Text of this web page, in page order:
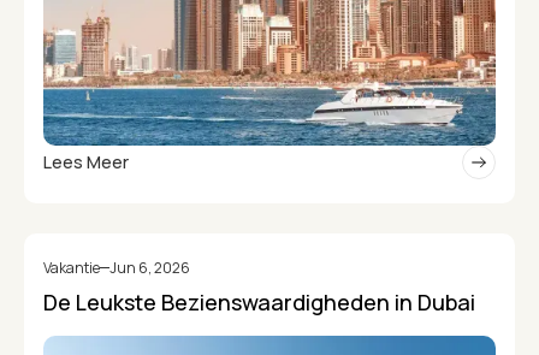
Lees Meer
Vakantie Jun 6, 2026
De Leukste Bezienswaardigheden in Dubai